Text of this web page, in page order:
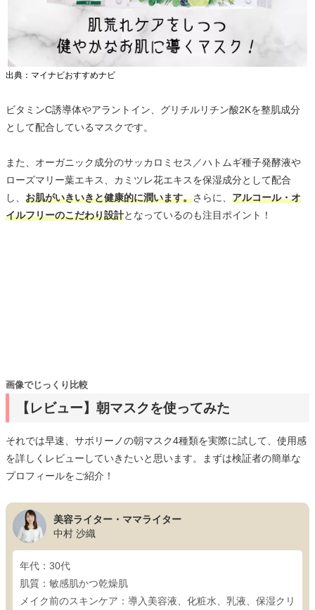
出典：マイナビおすすめナビ
ビタミンC誘導体やアラントイン、グリチルリチン酸2Kを整肌成分
として配合しているマスクです。
また、オーガニック成分のサッカロミセス／ハトムギ種子発酵液や
ローズマリー葉エキス、カミツレ花エキスを保湿成分として配合
し、 お肌がいきいきと健康的に潤います。さらに、 アルコール・オ
イルフリーのこだわり設計となっているのも注目ポイント！
【レビュー】朝マスクを使ってみた
画像でじっくり比較
それでは早速、サボリーノの朝マスク4種類を実際に試して、使用感
を詳しくレビューしていきたいと思います。まずは検証者の簡単な
プロフィールをご紹介！
美容ライター・ママライター
中村 沙織
年代：30代
肌質：敏感肌かつ乾燥肌
メイク前のスキンケア：導入美容液、化粧水、乳液、保湿クリ